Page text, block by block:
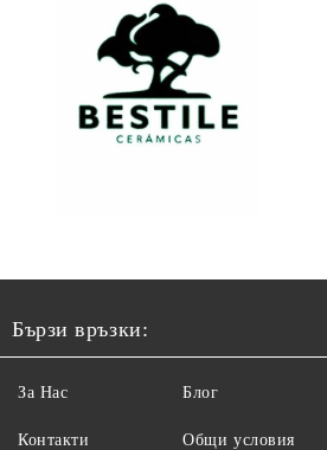
Бързи връзки:
За Нас
Контакти
Блог
Общи условия